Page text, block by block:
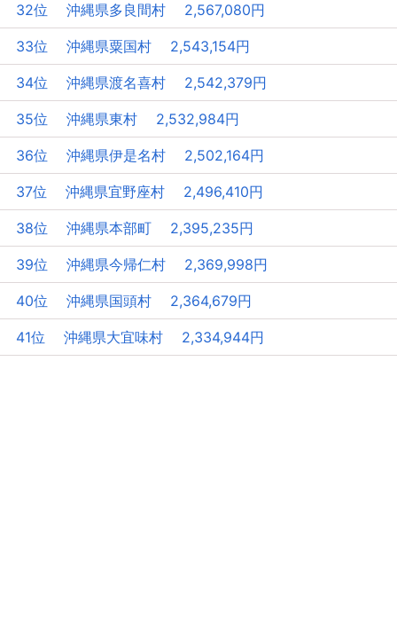
32位 沖縄県多良間村 2,567,080円
33位 沖縄県粟国村 2,543,154円
34位 沖縄県渡名喜村 2,542,379円
35位 沖縄県東村 2,532,984円
36位 沖縄県伊是名村 2,502,164円
37位 沖縄県宜野座村 2,496,410円
38位 沖縄県本部町 2,395,235円
39位 沖縄県今帰仁村 2,369,998円
40位 沖縄県国頭村 2,364,679円
41位 沖縄県大宜味村 2,334,944円